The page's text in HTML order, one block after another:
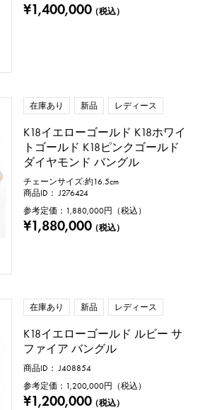
¥1,400,000（税込）
在庫あり 新品 レディース
K18イエローゴールド K18ホワイ
トゴールド K18ピンクゴールド
ダイヤモンド バングル
チェーンサイズ:約16.5cm
商品ID： J276424
参考定価： 1,880,000円（税込）
¥1,880,000（税込）
在庫あり 新品 レディース
K18イエローゴールド ルビー サ
ファイア バングル
商品ID： J408854
参考定価： 1,200,000円（税込）
¥1,200,000（税込）